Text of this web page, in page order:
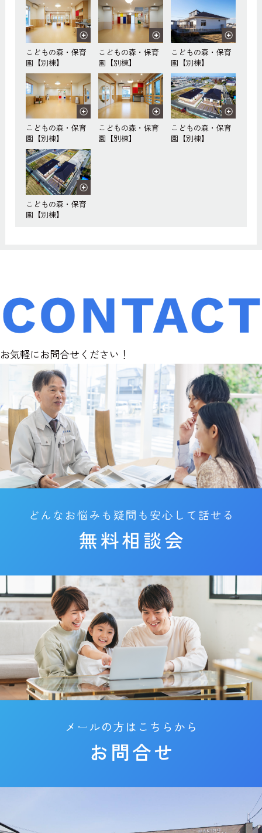
こどもの森・保育
園【別棟】
こどもの森・保育
園【別棟】
こどもの森・保育
園【別棟】
こどもの森・保育
園【別棟】
こどもの森・保育
園【別棟】
こどもの森・保育
園【別棟】
こどもの森・保育
園【別棟】
お気軽にお問合せください！